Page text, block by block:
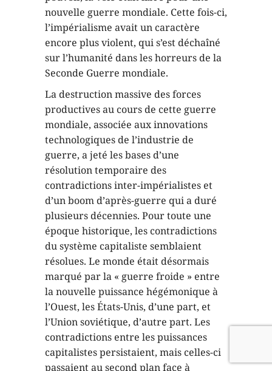
nouvelle guerre mondiale. Cette fois-ci,
l’impérialisme avait un caractère
encore plus violent, qui s’est déchaîné
sur l’humanité dans les horreurs de la
Seconde Guerre mondiale.
La destruction massive des forces
productives au cours de cette guerre
mondiale, associée aux innovations
technologiques de l’industrie de
guerre, a jeté les bases d’une
résolution temporaire des
contradictions inter-impérialistes et
d’un boom d’après-guerre qui a duré
plusieurs décennies. Pour toute une
époque historique, les contradictions
du système capitaliste semblaient
résolues. Le monde était désormais
marqué par la « guerre froide » entre
la nouvelle puissance hégémonique à
l’Ouest, les États-Unis, d’une part, et
l’Union soviétique, d’autre part. Les
contradictions entre les puissances
capitalistes persistaient, mais celles-ci
passaient au second plan face à